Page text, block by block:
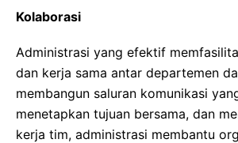
Kolaborasi
Administrasi yang efektif
dan kerja sama antar departemen
membangun saluran komunikasi
menetapkan tujuan bersama, dan
kerja tim, administrasi membantu